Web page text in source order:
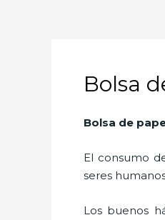
Bolsa
Bolsa de
El consumo
seres
Los buenos